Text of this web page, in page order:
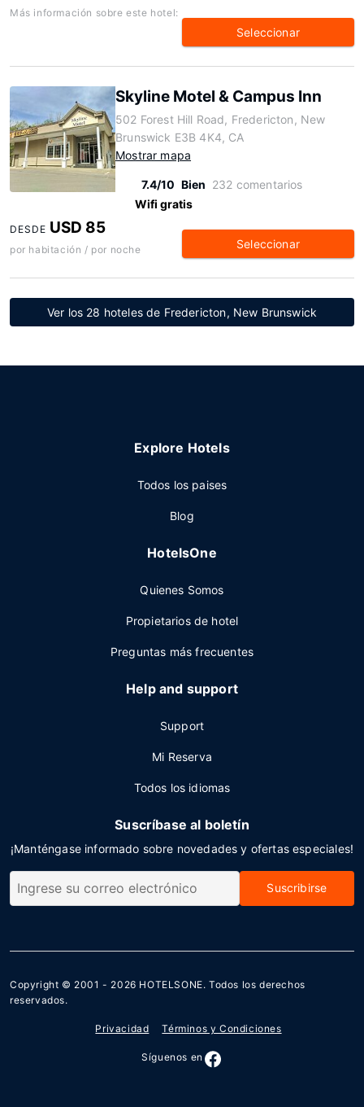
Más información sobre este hotel:
Seleccionar
Skyline Motel & Campus Inn
502 Forest Hill Road, Fredericton, New
Brunswick E3B 4K4, CA
Mostrar mapa
7.4/10 Bien 232 comentarios
Wifi gratis
DESDE USD 85
por habitación / por noche Seleccionar
Ver los 28 hoteles de Fredericton, New Brunswick
Explore Hotels
Todos los paises
Blog
HotelsOne
Quienes Somos
Propietarios de hotel
Preguntas más frecuentes
Help and support
Support
Mi Reserva
Todos los idiomas
Suscríbase al boletín
¡Manténgase informado sobre novedades y ofertas especiales!
Suscribirse
Copyright © 2001 - 2026 HOTELSONE. Todos los derechos
reservados.
Privacidad Términos y Condiciones
Síguenos en